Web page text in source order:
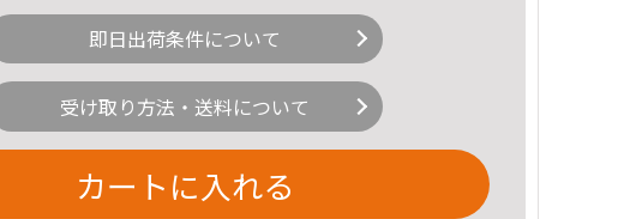
即日出荷条件について
受け取り方法・送料について
カートに入れる